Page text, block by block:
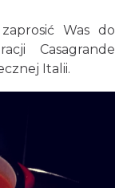
Was do
Casagrande
Italii.